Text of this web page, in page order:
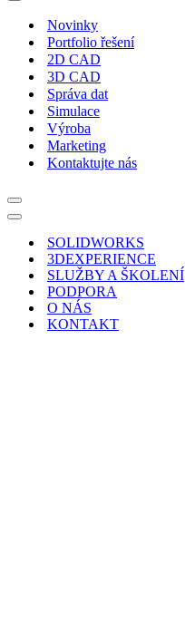
Navigační
Novinky
Portfolio řešení
2D CAD
3D CAD
Správa dat
Simulace
Výroba
Marketing
Kontaktujte nás
Navigační
menu
Navigační
SOLIDWORKS
3DEXPERIENCE
SLUŽBY A ŠKOLENÍ
PODPORA
O NÁS
KONTAKT